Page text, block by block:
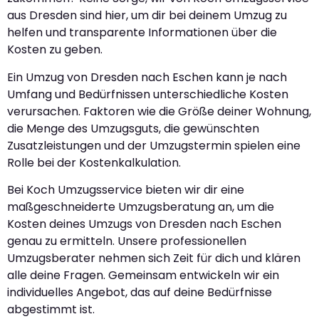
aus Dresden sind hier, um dir bei deinem Umzug zu
helfen und transparente Informationen über die
Kosten zu geben.
Ein Umzug von Dresden nach Eschen kann je nach
Umfang und Bedürfnissen unterschiedliche Kosten
verursachen. Faktoren wie die Größe deiner Wohnung,
die Menge des Umzugsguts, die gewünschten
Zusatzleistungen und der Umzugstermin spielen eine
Rolle bei der Kostenkalkulation.
Bei Koch Umzugsservice bieten wir dir eine
maßgeschneiderte Umzugsberatung an, um die
Kosten deines Umzugs von Dresden nach Eschen
genau zu ermitteln. Unsere professionellen
Umzugsberater nehmen sich Zeit für dich und klären
alle deine Fragen. Gemeinsam entwickeln wir ein
individuelles Angebot, das auf deine Bedürfnisse
abgestimmt ist.